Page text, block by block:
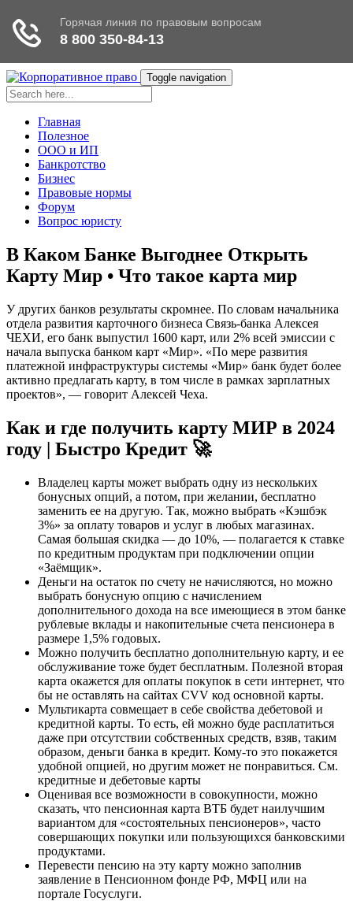
Toggle navigation
Главная
Полезное
ООО и ИП
Банкротство
Бизнес
Правовые нормы
Форум
Вопрос юристу
В Каком Банке Выгоднее Открыть
Карту Мир • Что такое карта мир
У других банков результаты скромнее. По словам начальника
отдела развития карточного бизнеса Связь-банка Алексея
ЧЕХИ, его банк выпустил 1600 карт, или 2% всей эмиссии с
начала выпуска банком карт «Мир». «По мере развития
платежной инфраструктуры системы «Мир» банк будет более
активно предлагать карту, в том числе в рамках зарплатных
проектов», — говорит Алексей Чеха.
Как и где получить карту МИР в 2024
году | Быстро Кредит 🚀
Владелец карты может выбрать одну из нескольких
бонусных опций, а потом, при желании, бесплатно
заменить ее на другую. Так, можно выбрать «Кэшбэк
3%» за оплату товаров и услуг в любых магазинах.
Самая большая скидка — до 10%, — полагается к ставке
по кредитным продуктам при подключении опции
«Заёмщик».
Деньги на остаток по счету не начисляются, но можно
выбрать бонусную опцию с начислением
дополнительного дохода на все имеющиеся в этом банке
рублевые вклады и накопительные счета пенсионера в
размере 1,5% годовых.
Можно получить бесплатно дополнительную карту, и ее
обслуживание тоже будет бесплатным. Полезной вторая
карта окажется для оплаты покупок в сети интернет, что
бы не оставлять на сайтах CVV код основной карты.
Мультикарта совмещает в себе свойства дебетовой и
кредитной карты. То есть, ей можно буде расплатиться
даже при отсутствии собственных средств, взяв, таким
образом, деньги банка в кредит. Кому-то это покажется
удобной опцией, но другим может не понравиться. См.
кредитные и дебетовые карты
Оценивая все возможности в совокупности, можно
сказать, что пенсионная карта ВТБ будет наилучшим
вариантом для «состоятельных пенсионеров», часто
совершающих покупки или пользующихся банковскими
продуктами.
Перевести пенсию на эту карту можно заполнив
заявление в Пенсионном фонде РФ, МФЦ или на
портале Госуслуги.